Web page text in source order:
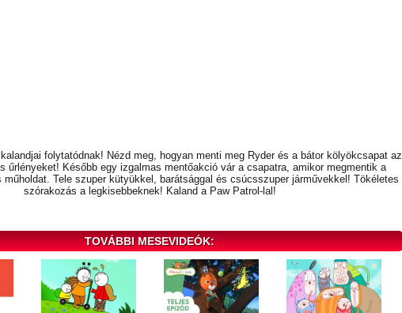
folytatódnak! Nézd meg, hogyan menti meg Ryder és a bátor kölyökcsapat az
űrlényeket! Később egy izgalmas mentőakció vár a csapatra, amikor megmentik a
műholdat. Tele szuper kütyükkel, barátsággal és csúcsszuper járművekkel! Tökéletes
szórakozás a legkisebbeknek! Kaland a Paw Patrol-lal!
TOVÁBBI MESEVIDEÓK: